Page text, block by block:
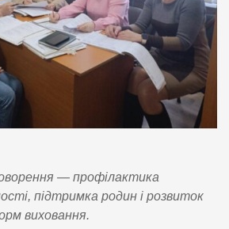
— профілактика
підтримка родин і розвиток
виховання.